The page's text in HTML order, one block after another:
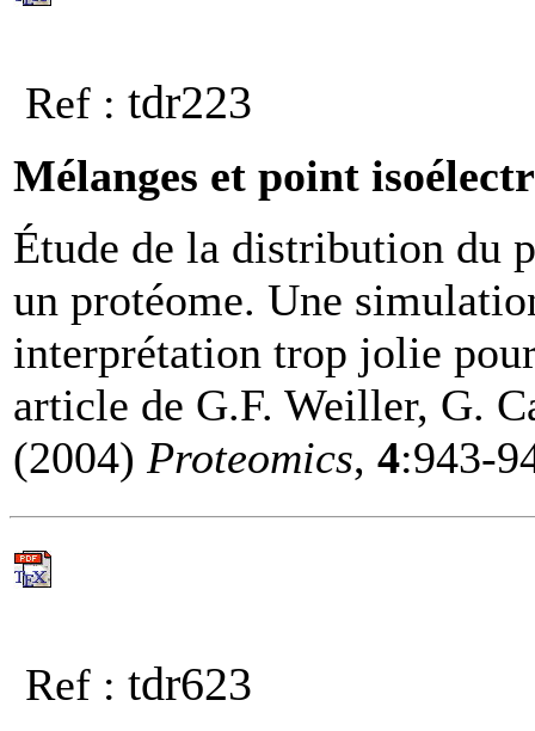
Ref : tdr223
Mélanges et point
Étude de la distribution du
un protéome. Une
interprétation trop jolie
article de G.F. Weiller, G.
(2004) Proteomics, 4:943-
Ref : tdr623